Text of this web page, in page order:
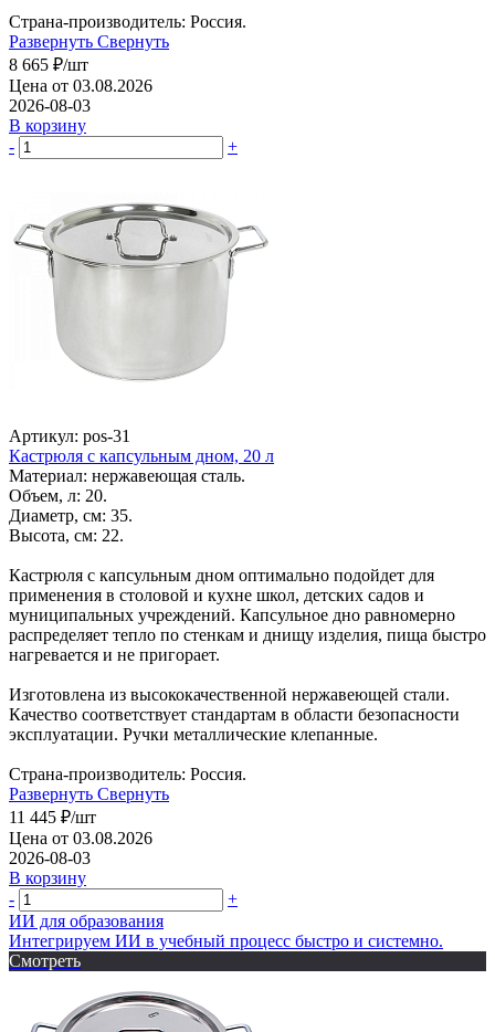
Страна-производитель: Россия.
Развернуть Свернуть
8 665 ₽/шт
Цена от 03.08.2026
2026-08-03
В корзину
-
+
Артикул: pos-31
Кастрюля с капсульным дном, 20 л
Материал: нержавеющая сталь.
Объем, л: 20.
Диаметр, см: 35.
Высота, см: 22.
Кастрюля с капсульным дном оптимально подойдет для
применения в столовой и кухне школ, детских садов и
муниципальных учреждений. Капсульное дно равномерно
распределяет тепло по стенкам и днищу изделия, пища быстро
нагревается и не пригорает.
Изготовлена из высококачественной нержавеющей стали.
Качество соответствует стандартам в области безопасности
эксплуатации. Ручки металлические клепанные.
Страна-производитель: Россия.
Развернуть Свернуть
11 445 ₽/шт
Цена от 03.08.2026
2026-08-03
В корзину
-
+
ИИ для образования
Интегрируем ИИ в учебный процесс быстро и системно.
Смотреть